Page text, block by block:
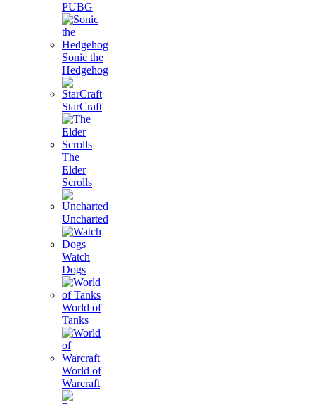
PUBG
Sonic the
Hedgehog
StarCraft
The
Elder
Scrolls
Uncharted
Watch
Dogs
World of
Tanks
World of
Warcraft